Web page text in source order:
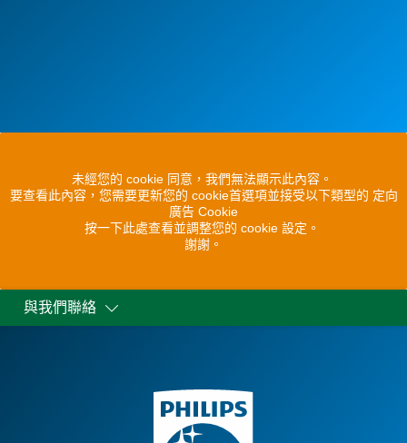
未經您的 cookie 同意，我們無法顯示此內容。
要查看此內容，您需要更新您的 cookie首選項並接受以下類型的 定向
廣告 Cookie
按一下此處查看並調整您的 cookie 設定。
謝謝。
與我們聯絡